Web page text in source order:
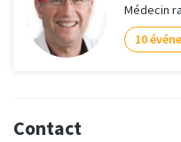
Médecin
10
Contact